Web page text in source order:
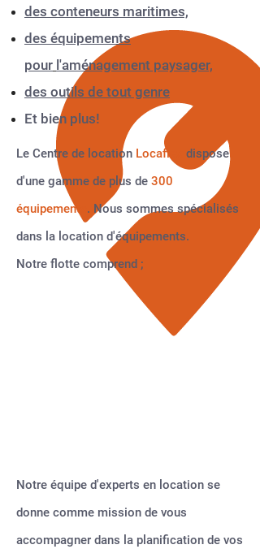
des conteneurs maritimes,
des équipements
pour l'aménagement paysager,
des outils de tout genre
Et bien plus!
Le Centre de location Locaflex dispose
d'une gamme de plus de 300
équipements . Nous sommes spécialisés
dans la location d'équipements.
Notre flotte comprend ;
Notre équipe d'experts en location se
donne comme mission de vous
accompagner dans la planification de vos